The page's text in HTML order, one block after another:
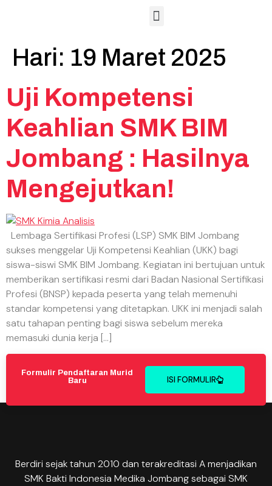
Hari: 19 Maret 2025
Uji Kompetensi
Keahlian SMK BIM
Jombang : Hasilnya
Mengejutkan!
Lembaga Sertifikasi Profesi (LSP) SMK BIM Jombang
sukses menggelar Uji Kompetensi Keahlian (UKK) bagi
siswa-siswi SMK BIM Jombang. Kegiatan ini bertujuan untuk
memberikan sertifikasi resmi dari Badan Nasional Sertifikasi
Profesi (BNSP) kepada peserta yang telah memenuhi
standar kompetensi yang ditetapkan. UKK ini menjadi salah
satu tahapan penting bagi siswa sebelum mereka
memasuki dunia kerja […]
Formulir Pendaftaran Murid
Baru
ISI FORMULIR
Berdiri sejak tahun 2010 dan terakreditasi A menjadikan
SMK Bakti Indonesia Medika Jombang sebagai SMK